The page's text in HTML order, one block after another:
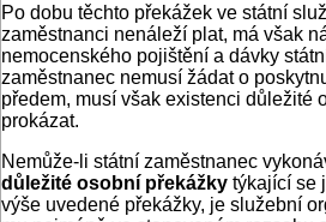
Po dobu těchto překážek ve státní
zaměstnanci nenáleží plat, má však
nemocenského pojištění a dávky
zaměstnanec nemusí žádat o
předem, musí však existenci důležité
prokázat.
Nemůže-li státní zaměstnanec
důležité osobní překážky týkající se
výše uvedené překážky, je služební